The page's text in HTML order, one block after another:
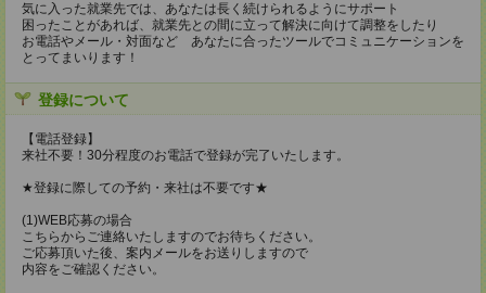
気に入った就業先では、あなたは長く続けられるようにサポート
困ったことがあれば、就業先との間に立って解決に向けて調整をしたり
お電話やメール・対面など あなたに合ったツールでコミュニケーションを
とってまいります！
登録について
【電話登録】
来社不要！30分程度のお電話で登録が完了いたします。
★登録に際しての予約・来社は不要です★
(1)WEB応募の場合
こちらからご連絡いたしますのでお待ちください。
ご応募頂いた後、案内メールをお送りしますので
内容をご確認ください。